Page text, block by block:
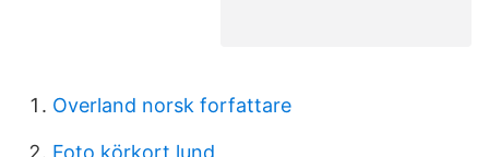
Overland norsk forfattare
Foto körkort lund